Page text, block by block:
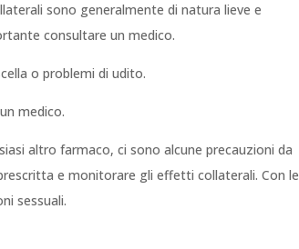
sono generalmente di natura lieve e
consultare un medico.
o problemi di udito.
medico.
altro farmaco, ci sono alcune precauzioni da
e monitorare gli effetti collaterali. Con le
sessuali.